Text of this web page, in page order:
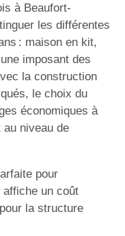
à Beaufort-
les différentes
: maison en kit,
imposant des
la construction
le choix du
économiques à
au niveau de
pour
affiche un coût
la structure